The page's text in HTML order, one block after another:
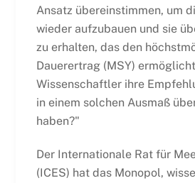
Ansatz übereinstimmen, um
wieder aufzubauen und sie
zu erhalten, das den
Dauerertrag (MSY)
Wissenschaftler ihre
in einem solchen Ausmaß
haben?"
Der Internationale Rat für
(ICES) hat das Monopol,